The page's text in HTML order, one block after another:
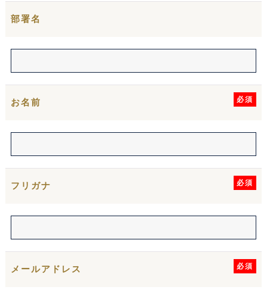
部署名
お名前 必須
フリガナ 必須
メールアドレス 必須